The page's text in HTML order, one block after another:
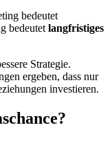
bedeutet
bedeutetlangfristiges
Strategie.
ergeben, dass nur
investieren.